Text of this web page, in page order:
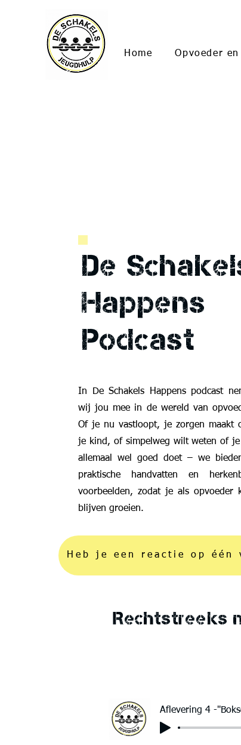
Home Opvoeder
De
Happens
Podcast
In De Schakels Happens podcast
wij jou mee in de wereld van
Of je nu vastloopt, je zorgen maakt
je kind, of simpelweg wilt weten of
allemaal wel goed doet – we
praktische handvatten en
voorbeelden, zodat je als opvoeder
blijven groeien.
Heb je een reactie op één
Rechtstreeks
Aflevering 4 -